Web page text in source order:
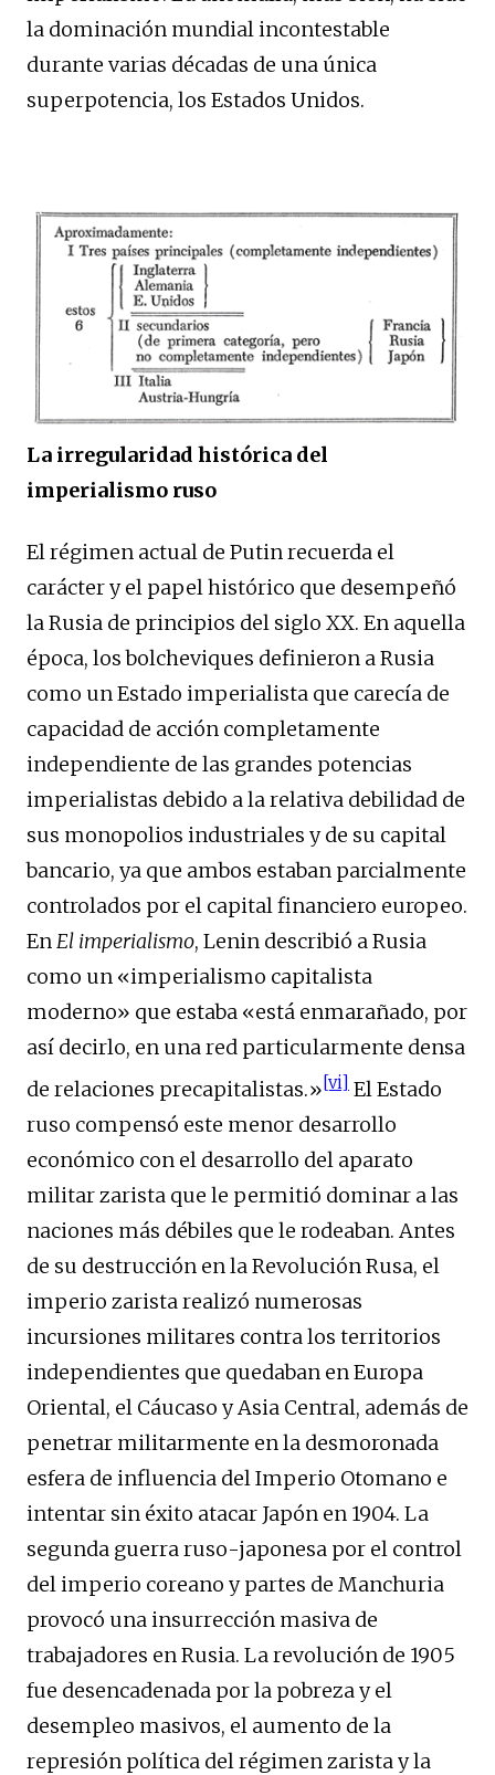
la dominación mundial incontestable
durante varias décadas de una única
superpotencia, los Estados Unidos.
La irregularidad histórica del
imperialismo ruso
El régimen actual de Putin recuerda el
carácter y el papel histórico que desempeñó
la Rusia de principios del siglo XX. En aquella
época, los bolcheviques definieron a Rusia
como un Estado imperialista que carecía de
capacidad de acción completamente
independiente de las grandes potencias
imperialistas debido a la relativa debilidad de
sus monopolios industriales y de su capital
bancario, ya que ambos estaban parcialmente
controlados por el capital financiero europeo.
EnEl imperialismo, Lenin describió a Rusia
como un «imperialismo capitalista
moderno» que estaba «está enmarañado, por
así decirlo, en una red particularmente densa
de relaciones precapitalistas.»[vi] El Estado
ruso compensó este menor desarrollo
económico con el desarrollo del aparato
militar zarista que le permitió dominar a las
naciones más débiles que le rodeaban. Antes
de su destrucción en la Revolución Rusa, el
imperio zarista realizó numerosas
incursiones militares contra los territorios
independientes que quedaban en Europa
Oriental, el Cáucaso y Asia Central, además de
penetrar militarmente en la desmoronada
esfera de influencia del Imperio Otomano e
intentar sin éxito atacar Japón en 1904. La
segunda guerra ruso-japonesa por el control
del imperio coreano y partes de Manchuria
provocó una insurrección masiva de
trabajadores en Rusia. La revolución de 1905
fue desencadenada por la pobreza y el
desempleo masivos, el aumento de la
represión política del régimen zarista y la